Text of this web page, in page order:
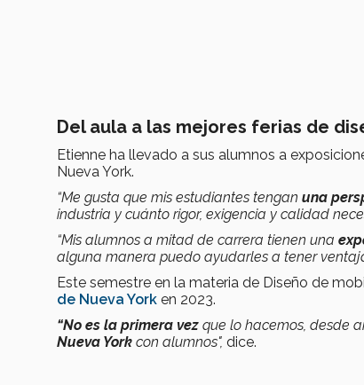
Del aula a las mejores ferias de
Etienne ha llevado a sus alumnos a
Nueva York.
“Me gusta que mis estudiantes tengan una
industria y cuánto rigor, exigencia y calidad
“Mis alumnos a mitad de carrera tienen una
alguna manera puedo ayudarles a tener
Este semestre en la materia de Diseño de
de Nueva York en 2023.
“No es la primera vez que lo hacemos, desde
Nueva York con alumnos", dice.